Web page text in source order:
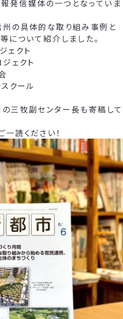
発信媒体の一つとなっていま
州の具体的な取り組み事例と
について紹介しました。
ェクト
ェクト
クール
の三牧副センター長も寄稿して
読ください！